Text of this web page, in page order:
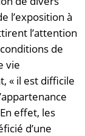
l’exposition à
l’attention
de
vie
« il est difficile
effet, les
d’une